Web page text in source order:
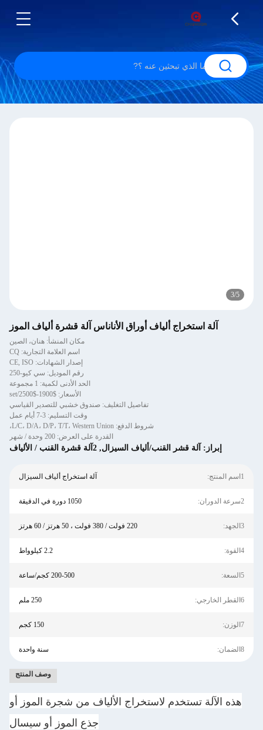
3/5
آلة استخراج ألياف أوراق الأناناس آلة قشرة ألياف الموز
مكان المنشأ: هنان، الصين
اسم العلامة التجارية: CQ
إصدار الشهادات: CE, ISO
رقم الموديل: سي كيو-250
الحد الأدنى لكمية: 1 مجموعة
الأسعار: $1900-$2500/set
تفاصيل التغليف: صندوق خشبي للتصدير القياسي
وقت التسليم: 3-7 أيام عمل
شروط الدفع: L/C، D/A، D/P، T/T، Western Union،
القدرة على العرض: 200 وحدة / شهر
إبراز: آلة قشر القنب/ألياف السيزال, 2آلة قشرة القنب / الألياف
1اسم المنتج: آلة استخراج ألياف السيزال
2سرعة الدوران: 1050 دورة في الدقيقة
3الجهد: 220 فولت / 380 فولت ، 50 هرتز / 60 هرتز
4القوة: 2.2 كيلوواط
5السعة: 200-500 كجم/ساعة
6القطر الخارجي: 250 ملم
7الوزن: 150 كجم
8الضمان: سنة واحدة
وصف المنتج
هذه الآلة تستخدم لاستخراج الألياف من شجرة الموز أو
جذع الموز أو سيسال